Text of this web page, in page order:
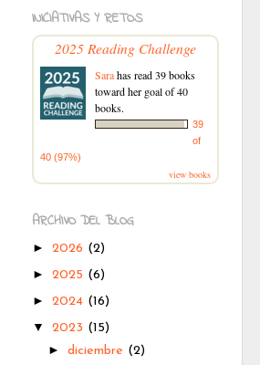
INICIATIVAS Y RETOS
2025 Reading Challenge
Sarahas read 39 books
toward her goal of 40
books.
39
of
40 (97%)
view books
ARCHIVO DEL BLOG
► 2026 (2)
► 2025 (6)
► 2024 (16)
▼ 2023 (15)
►diciembre (2)